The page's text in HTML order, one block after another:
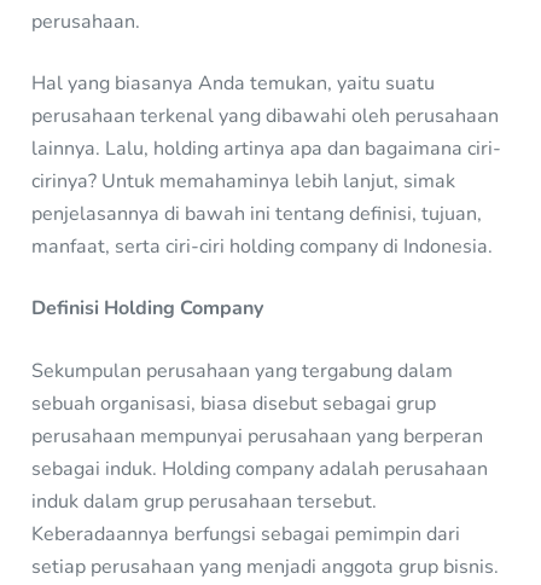
perusahaan.
Hal yang biasanya Anda temukan, yaitu suatu
perusahaan terkenal yang dibawahi oleh perusahaan
lainnya. Lalu, holding artinya apa dan bagaimana ciri-
cirinya? Untuk memahaminya lebih lanjut, simak
penjelasannya di bawah ini tentang definisi, tujuan,
manfaat, serta ciri-ciri holding company di Indonesia.
Definisi Holding Company
Sekumpulan perusahaan yang tergabung dalam
sebuah organisasi, biasa disebut sebagai grup
perusahaan mempunyai perusahaan yang berperan
sebagai induk. Holding company adalah perusahaan
induk dalam grup perusahaan tersebut.
Keberadaannya berfungsi sebagai pemimpin dari
setiap perusahaan yang menjadi anggota grup bisnis.